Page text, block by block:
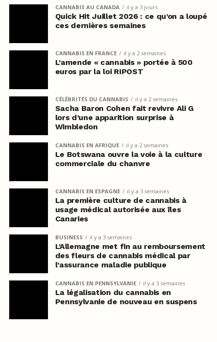
CANNABIS AU CANADA il y a 3 jours
Quick Hit Juillet 2026 : ce qu’on a loupé
ces dernières semaines
CANNABIS EN FRANCE il y a 2 semaines
L’amende « cannabis » portée à 500
euros par la loi RIPOST
CÉLÉBRITÉS DU CANNABIS il y a 2 semaines
Sacha Baron Cohen fait revivre Ali G
lors d’une apparition surprise à
Wimbledon
CANNABIS EN AFRIQUE il y a 2 semaines
Le Botswana ouvre la voie à la culture
commerciale du chanvre
CANNABIS EN ESPAGNE il y a 3 semaines
La première culture de cannabis à
usage médical autorisée aux îles
Canaries
BUSINESS il y a 3 semaines
L’Allemagne met fin au remboursement
des fleurs de cannabis médical par
l’assurance maladie publique
CANNABIS EN PENNSYLVANIE il y a 3 semaines
La légalisation du cannabis en
Pennsylvanie de nouveau en suspens